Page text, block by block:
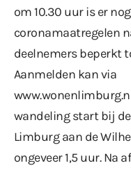
om 10.30 uur is er
coronamaatregelen
deelnemers beperkt
Aanmelden kan via
wandeling start bij
Limburg aan de
ongeveer 1,5 uur. Na